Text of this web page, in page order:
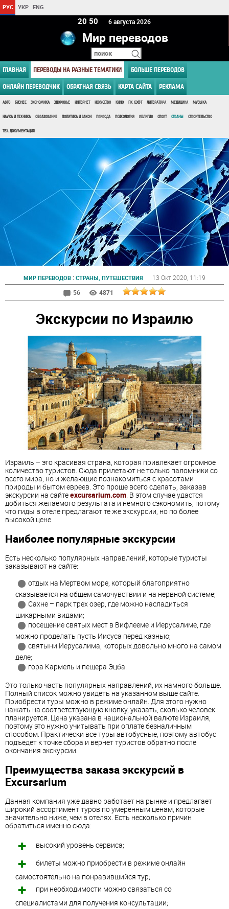
РУС УКР ENG
20:50 6 августа 2026
Мир переводов
ГЛАВНАЯ ПЕРЕВОДЫ НА РАЗНЫЕ ТЕМАТИКИ БОЛЬШЕ ПЕРЕВОДОВ
ОНЛАЙН ПЕРЕВОДЧИК ОБРАТНАЯ СВЯЗЬ КАРТА САЙТА РЕКЛАМА
АВТО БИЗНЕС ЭКОНОМИКА ЗДОРОВЬЕ ИНТЕРНЕТ ИСКУССТВО КИНО ПК, СОФТ ЛИТЕРАТУРА МЕДИЦИНА МУЗЫКА
НАУКА И ТЕХНИКА ОБРАЗОВАНИЕ ПОЛИТИКА И ЗАКОН ПРИРОДА ПСИХОЛОГИЯ РЕЛИГИЯ СПОРТ СТРАНЫ СТРОИТЕЛЬСТВО
ТЕХ. ДОКУМЕНТАЦИЯ
МИР ПЕРЕВОДОВ : СТРАНЫ, ПУТЕШЕСТВИЯ 13 Окт 2020 , 11:19
56
4871
Экскурсии по Израилю
Израиль – это красивая страна, которая привлекает огромное
количество туристов. Сюда прилетают не только паломники со
всего мира, но и желающие познакомиться с красотами
природы и бытом евреев. Это проще всего сделать, заказав
экскурсии на сайтеexcursarium.com. В этом случае удастся
добиться желаемого результата и немного сэкономить, потому
что гиды в отеле предлагают те же экскурсии, но по более
высокой цене.
Наиболее популярные экскурсии
Есть несколько популярных направлений, которые туристы
заказывают на сайте:
отдых на Мертвом море, который благоприятно
сказывается на общем самочувствии и на нервной системе;
Сахне – парк трех озер, где можно насладиться
шикарными видами;
посещение святых мест в Вифлееме и Иерусалиме, где
можно проделать пусть Иисуса перед казнью;
святыни Иерусалима, которых довольно много на самом
деле;
гора Кармель и пещера Эцба.
Это только часть популярных направлений, их намного больше.
Полный список можно увидеть на указанном выше сайте.
Приобрести туры можно в режиме онлайн. Для этого нужно
нажать на соответствующую кнопку, указать, сколько человек
планируется. Цена указана в национальной валюте Израиля,
поэтому это нужно учитывать при оплате безналичным
способом. Практически все туры автобусные, поэтому автобус
подъедет к точке сбора и вернет туристов обратно после
окончания экскурсии.
Преимущества заказа экскурсий в
Excursarium
Данная компания уже давно работает на рынке и предлагает
широкий ассортимент туров по умеренным ценам, которые
значительно ниже, чем в отелях. Есть несколько причин
обратиться именно сюда:
высокий уровень сервиса;
билеты можно приобрести в режиме онлайн
самостоятельно на понравившийся тур;
при необходимости можно связаться со
специалистами для получения консультации;